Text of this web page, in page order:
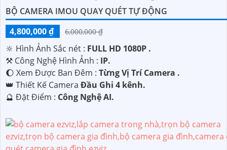
BỘ CAMERA IMOU QUAY QUÉT TỰ ĐỘNG
4,800,000 ₫
6,000,000 ₫
🔆 Hình Ảnh Sắc nét : FULL HD 1080P .
⚒ Công Nghệ Hình Ảnh : IP.
🌔 Xem Được Ban Đêm : Từng Vị Trí Camera .
👑 Thiết Kế Camera Đầu Ghi 4 kênh.
️🔮 Đặt Điểm : Công Nghệ AI.